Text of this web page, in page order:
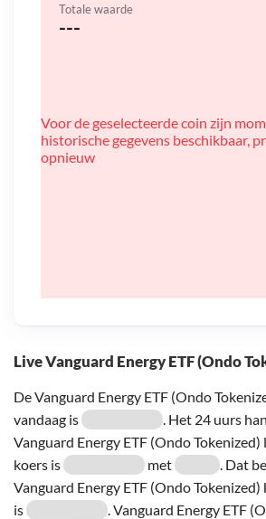
Live Vanguard Energy ETF (Ondo
De Vanguard Energy ETF (Ondo
vandaag is
. Het 24 uurs
Vanguard Energy ETF (Ondo Tokenized)
koers is
met
. Dat
Vanguard Energy ETF (Ondo Tokenized)
is
. Vanguard Energy ETF
Totale waarde
---
Voor de geselecteerde coin zijn
historische gegevens beschikbaar,
opnieuw